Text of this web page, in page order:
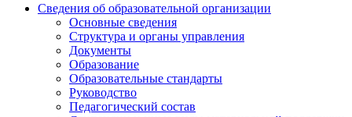
Сведения об образовательной организации
Основные сведения
Структура и органы управления
Документы
Образование
Образовательные стандарты
Руководство
Педагогический состав